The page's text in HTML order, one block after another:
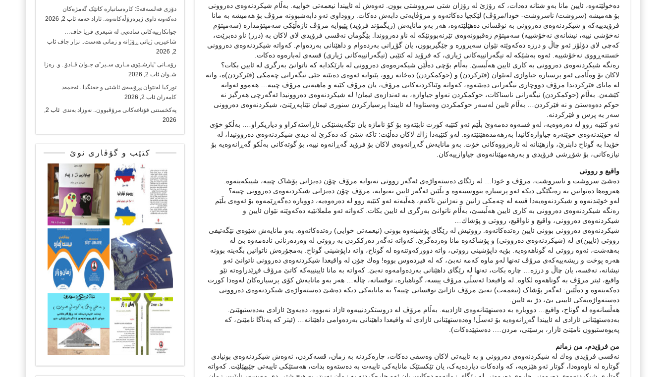
دەخولێتەوە، ئایین مانا بەو شتانە دەدات، كە رۆژێ لە رۆژان شتی سرووشتی بوون. ئەوەش لە ئاییندا نیعمەتی خواییە. بەڵام شیكردنەوەی دەروونی
بۆ هەمیشە (سروشت/ ناسروشت- خودا/مرۆڤ) لێكجیا دەكاتەوە و مرۆڤایەتی دابەش دەكات. رووداوی ئەو دابەشبوونە مرۆڤ بۆ هەمیشە بە مانا
فرۆیدییەكە و شیكردنەوەی دەروونی بە نوقسانی دەهێلێتەوە، هەر بەو مانایەش (زیگمۆند فرۆید) پێیوایە مرۆڤ ئاژەڵێكی سەمپتۆمدارە (سەمپتۆم
نەخۆشی نییە، نیشانەی نەخۆشییە) سەمپتۆم زەقبوونەوەی تێرنەبوونێكە لە ناو دەرووندا. بێگومان نەقسی فرۆیدی لای لاكان بە (درز) ناو دەبرێت،
كەچی لای دۆلۆز ئەو چاڵ و درزە دەكەوێتە نێوان سەیرورە و جێگیربوون، یان گۆڕانی بەردەوام و داهێنانی بەردەوام. كەواتە شیكردنەوەی دەروونی
خستنەڕووی نەخۆشییە. ئەوە بەشێكە لە نیگەرانییەكانی ژیاری، كە فرۆید لە كتێبی (نیگەرانییەكانی ژیاری) قسەی لەبارەوە دەكات.
رەنگە شیكردنەوەی دەروونی بە كاری ئایین هەڵبسێ. بەڵام بۆچی دەڵێن شیکەرەوەی دەروونی لە بارێکدایە کە ناتوانێ بەرگری لە ئایین بکات؟
لاكان بۆ وەڵامی ئەو پرسیارە جیاوازی لەنێوان (فێركردن) و (حوكمكردن) دەخاتە روو، پێیوایە ئەوەی دەبێتە جێی نیگەرانی چەمکی (فێرکردن)ە، واتە
لە مانای فێرکردندا مرۆڤ دووچاری نیگەرانی دەبێتەوە، كەواتە وێناکردنەکانی مرۆڤ، یان مرۆڤ کێیە و ماھیەنی مرۆڤ چییە… ھەموو ئەوانە
کێشەن. بەڵام (حوكمكردن) نیگەرانی ناسناكات، حوكمكردن تەواو جیاوازە، بە ئەندازەی ئیمان! لە شیکردنەوەی دەروونیدا ئەگەرچی ھەرگیز نە
حوکم دەوەستێ و نە فێرکردن… بەڵام ئایین لەسەر حوكمكردن وەستاوە! لە ئاییندا پرسیاركردن سنوری ئیمان تێناپەڕێنێ، شیكردنەوەی دەروونی
سەر بە پرس و فێركردنە.
ئەو كتێبە روو لە دەرەوەیە، لەو قسەوە دەمەوێ بڵێم ئەو كتێبە کورت نابێتەوە بۆ کۆ ئاماژە یان تێگەیشنێکی ئاڕاستەكراو و دیاریکراو…. بەڵکو خۆی
لە خوێندنەوەی خوێنەرە جیاوازەكانیدا بەرهەمدەهێنێتەوە. لەو كتێبەدا ژاك لاكان دەڵێت: تاکە شتێ کە دەکرێ لە دیدی شیکردنەوەی دەروونیدا، لە
خۆیدا بە گوناح دابنرێ، وازھێنانە لە ئارەزووەکانی خۆت. بەو مانایەش گەڕانەوەی لاکان بۆ فرۆید گەڕانەوە نییە، بۆ گوتەکانی بەڵکو گەڕانەوەیە بۆ
نیازەکانی، بۆ شۆڕشی فرۆیدی و بەرهەمهێنانەوەی جیاوازییەكان.
واقیع و رووتی
دەشێ سروشت و ناسروشت، مرۆڤ و خودا… لە رێگای دەستەواژەی ئەگەر رووتی نەبوایە مرۆڤ چۆن دەیزانی پۆشاک چییە، شیبكەینەوە.
هەروەها دەتوانین بە رەنگێگی دیكە ئەو پرسیارە بنووسینەوە و بڵێین ئەگەر ئایین نەبوایە، مرۆڤ چۆن دەیزانی شیكردنەوەی دەروونی چییە؟
لەو خوێندنەوە و شیكردنەوەیەدا قسە لە چەمكی زانین و نەزانین ناكەم، هەڵبەتە ئەو كتێبە روو لە دەرەوەیە، دووبارە دەگەڕێمەوە بۆ ئەوەی بڵێم
رەنگە شیكردنەوەی دەروونی بە كاری ئایین هەڵبسێ، بەڵام ناتوانێ بەرگری لە ئایین بکات. كەواتە ئەو ململانێیە دەكەوێتە نێوان ئایین و
شیكردنەوەی دەروونی، واقیع و ناواقیع، رووتی و پۆشاك…
شیكردنەوەی دەروونی بوونی ئایین رەتدەكاتەوە. رووتیش لە رێگای پۆشینەوە بوونی (نیعمەتی خوایی) رەتدەکاتەوە. بەو مانایەش شێوەی نێگەتیفی
رووتی (ئایین)ی لە (شیكردنەوەی دەروونی) و پۆشاکەوە مانا وەردەگرێ. کەواتە ئەگەر دەرککردن بە رووتی لە وەردەرنانی ئادەمەوە بێ لە
بەهەشت، ئەوە رووتی لە گوناهەوەیە. بۆیە داپۆشینی رووتی، واتە دووركەوتنەوە لە گوناح، واتە داپۆشینی گوناح. بەمجۆرەش ناتوانین بگەینە بوونە
هەرە پوخت و ریشەییەکەی مرۆڤ تەنها لەو ماوە کەمە نەبێ، کە لە فیردەوس بووە! وەك چۆن لە واقیعدا شیكردنەوەی دەروونی ناتوانێ ئەو
نیشانە، نەقسە، یان چاڵ و درزە… چارە بكات، تەنها لە رێگای داهێنانی بەردەوامەوە نەبێ. کەواتە بە مانا ئایینییەكە کاتێ مرۆڤ فڕێدراوەتە نێو
واقیع، ئیتر مرۆڤ بە گوناهەوە لكاوە. لە واقیعدا ئەسڵی مرۆڤ پیسە، گوناهبارە، نوقسانە، چاڵە… هەر بەو مانایەش كۆی پرسیارەكان لەوەدا كورت
دەكەینەوە و دەڵێین: ئەگەر پۆشاک (نیعمەت) نەبێ مرۆڤ نازانێ نوقسانی چییە؟ بە مانایەكی دیكە دەشێ دەستەواژەی شیكردنەوەی دەروونی
دەستەواژەیەکی ئایینی بێ، دژ بە ئایین.
هەڵسانەوە لە گوناح، واقیع… دووبارە بە دەستهێنانەوەی ئازادییە. بەڵام مرۆڤ لە دروستکردنییەوە ئازاد نەبووە، دەیەوێ ئازادی بەدەستبهێنێ.
بەدەستهێنانی ئازادی لە ئاییندا گەڕانەوەیە بۆ ئەسڵ! وەدەستهێنانی ئازادی لە واقیعدا داهێنانی بەردەوامی داهێنانە… (ئیتر کە پەناگا نامێنێ، کە
پەیوەستبوون نامێنێ ئازار، برسێتی، مردن…. دەستپێدەکات).
من فرۆیدم، من زمانم
نەقسی فرۆیدی وەك لە شیکردنەوەی دەروونی و بە تایبەتی لاکان وەسفی دەکات، چارەکردنە بە زمان، قسەكردن، ئەوەش شیکردنەوەی بونیادی
گوتارە لە ناوەوەدا، گوتار ئەو هێزەیە، کە وادەکات دیاردەیەک، یان تێکستێک مانایەکی تایبەت بە دەستەوە بدات، هەستێکی تایبەتی جێبهێلێت. کەواتە
دۆزی فەلسەفە5: کارەساتبارە کاتێک گەمژەکان
دەکەونە داوی ژیرەزۆڵەکانەوە.. ئازاد حەمە ئاب 2, 2026
جوانکارییەکانی سادەیی لە شیعری فریا جاف…
شاعیریی ژیانی ڕۆژانە و زمانی هەست.. نزار جاف ئاب
2, 2026
رۆمـانی “پارشـێوی مـاری سـیر”ی جـوان قـادۆ.. و. رەزا
شـوان ئاب 2, 2026
تورکیا لەنێوان پڕۆسەی ئاشتی و جەنگدا.. ئەحمەد
کامەران ئاب 2, 2026
پەکخستنی قۆناغەکانی مرۆڤبوون.. نەوزاد بەندی
ئاب 2,
2026
کتێب و گۆڤاری نوێ